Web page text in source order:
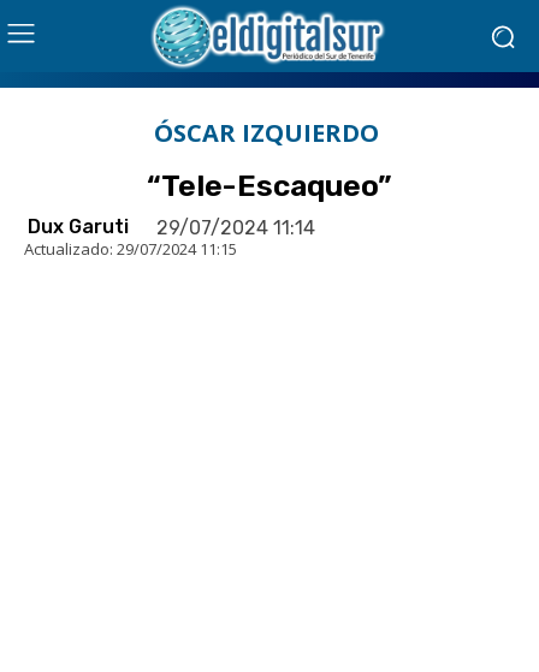
ÓSCAR IZQUIERDO
“Tele-Escaqueo”
Dux Garuti 29/07/2024 11:14
Actualizado: 29/07/2024 11:15